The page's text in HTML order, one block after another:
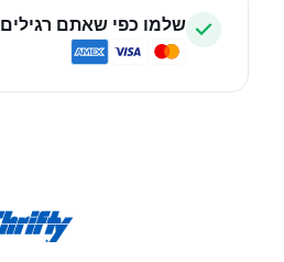
שלמו כפי שאתם רגילים